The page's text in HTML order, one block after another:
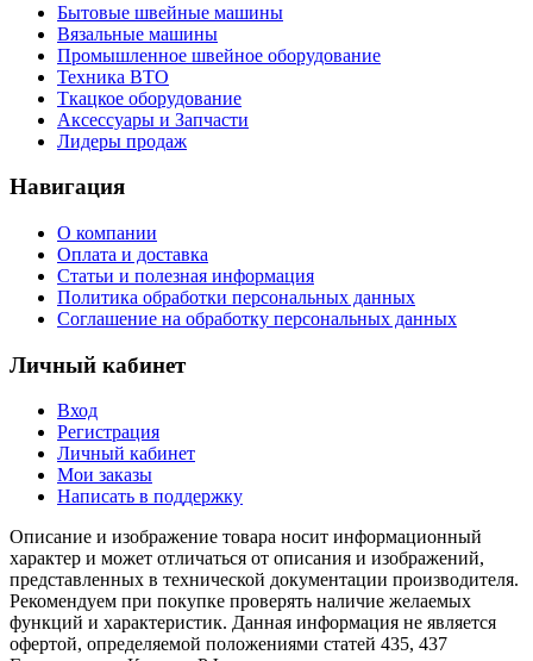
Бытовые швейные машины
Вязальные машины
Промышленное швейное оборудование
Техника ВТО
Ткацкое оборудование
Аксессуары и Запчасти
Лидеры продаж
Навигация
О компании
Оплата и доставка
Статьи и полезная информация
Политика обработки персональных данных
Соглашение на обработку персональных данных
Личный кабинет
Вход
Регистрация
Личный кабинет
Мои заказы
Написать в поддержку
Описание и изображение товара носит информационный
характер и может отличаться от описания и изображений,
представленных в технической документации производителя.
Рекомендуем при покупке проверять наличие желаемых
функций и характеристик. Данная информация не является
офертой, определяемой положениями статей 435, 437